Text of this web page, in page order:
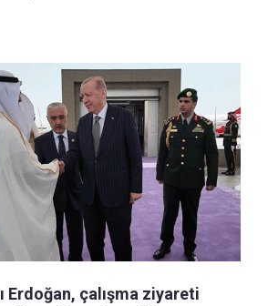
Erdoğan, çalışma ziyareti